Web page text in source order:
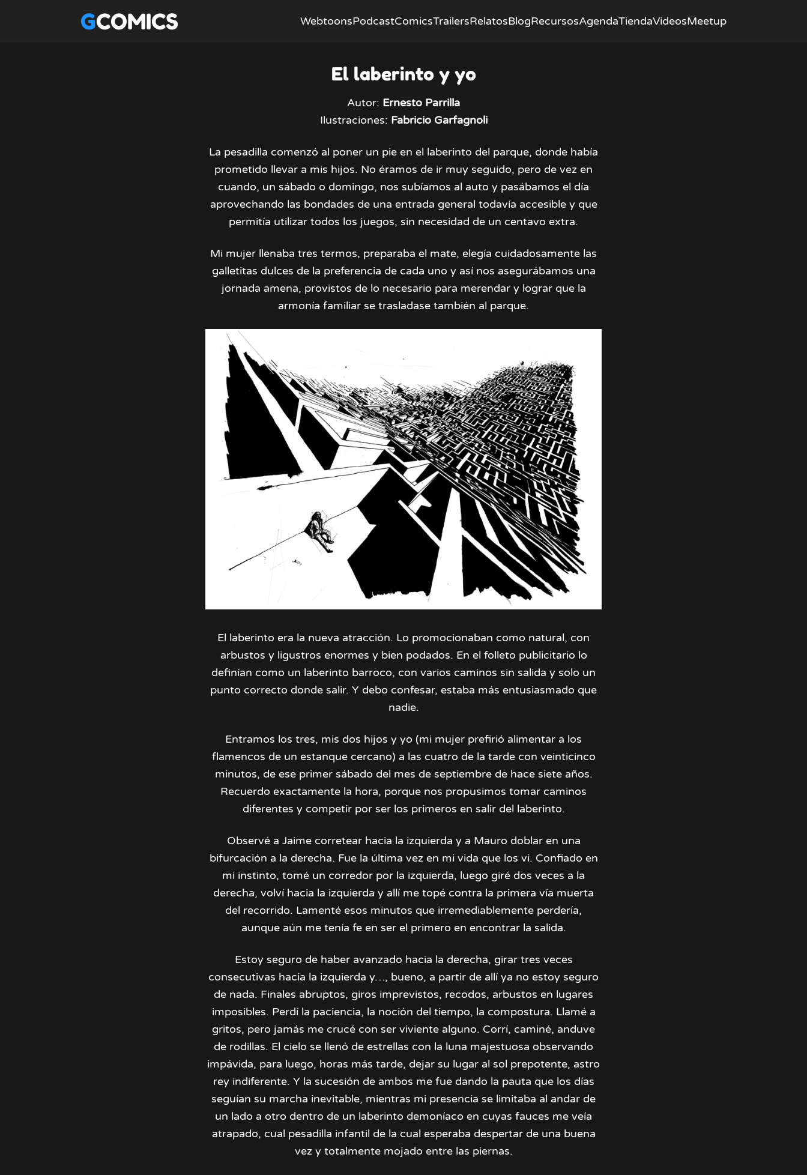
GCOMICS WebtoonsPodcastComicsTrailersRelatosBlogRecursosAgendaTiendaVideosMeetup
El laberinto y yo
Autor: Ernesto Parrilla
Ilustraciones: Fabricio Garfagnoli
La pesadilla comenzó al poner un pie en el laberinto del parque, donde había
prometido llevar a mis hijos. No éramos de ir muy seguido, pero de vez en
cuando, un sábado o domingo, nos subíamos al auto y pasábamos el día
aprovechando las bondades de una entrada general todavía accesible y que
permitía utilizar todos los juegos, sin necesidad de un centavo extra.
Mi mujer llenaba tres termos, preparaba el mate, elegía cuidadosamente las
galletitas dulces de la preferencia de cada uno y así nos asegurábamos una
jornada amena, provistos de lo necesario para merendar y lograr que la
armonía familiar se trasladase también al parque.
El laberinto era la nueva atracción. Lo promocionaban como natural, con
arbustos y ligustros enormes y bien podados. En el folleto publicitario lo
definían como un laberinto barroco, con varios caminos sin salida y solo un
punto correcto donde salir. Y debo confesar, estaba más entusiasmado que
nadie.
Entramos los tres, mis dos hijos y yo (mi mujer prefirió alimentar a los
flamencos de un estanque cercano) a las cuatro de la tarde con veinticinco
minutos, de ese primer sábado del mes de septiembre de hace siete años.
Recuerdo exactamente la hora, porque nos propusimos tomar caminos
diferentes y competir por ser los primeros en salir del laberinto.
Observé a Jaime corretear hacia la izquierda y a Mauro doblar en una
bifurcación a la derecha. Fue la última vez en mi vida que los vi. Confiado en
mi instinto, tomé un corredor por la izquierda, luego giré dos veces a la
derecha, volví hacia la izquierda y allí me topé contra la primera vía muerta
del recorrido. Lamenté esos minutos que irremediablemente perdería,
aunque aún me tenía fe en ser el primero en encontrar la salida.
Estoy seguro de haber avanzado hacia la derecha, girar tres veces
consecutivas hacia la izquierda y…, bueno, a partir de allí ya no estoy seguro
de nada. Finales abruptos, giros imprevistos, recodos, arbustos en lugares
imposibles. Perdí la paciencia, la noción del tiempo, la compostura. Llamé a
gritos, pero jamás me crucé con ser viviente alguno. Corrí, caminé, anduve
de rodillas. El cielo se llenó de estrellas con la luna majestuosa observando
impávida, para luego, horas más tarde, dejar su lugar al sol prepotente, astro
rey indiferente. Y la sucesión de ambos me fue dando la pauta que los días
seguían su marcha inevitable, mientras mi presencia se limitaba al andar de
un lado a otro dentro de un laberinto demoníaco en cuyas fauces me veía
atrapado, cual pesadilla infantil de la cual esperaba despertar de una buena
vez y totalmente mojado entre las piernas.